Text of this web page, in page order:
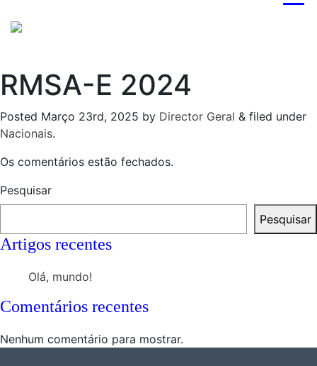
RMSA-E 2024
Posted Março 23rd, 2025 by Director Geral & filed under
Nacionais.
Os comentários estão fechados.
Pesquisar
Pesquisar
Artigos recentes
Olá, mundo!
Comentários recentes
Nenhum comentário para mostrar.